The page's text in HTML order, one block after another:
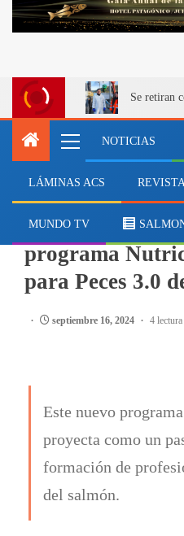
Se retiran
NOTICIAS
LÁMINAS ACS
MUNDO TV
Últimos días
programa
para Peces 3.0
septiembre 16, 2024 4
Este nuevo
proyecta como un
formación de
del salmón.